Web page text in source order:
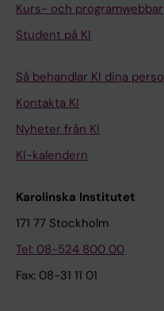
Kurs- och programwebbar
Student på KI
Så behandlar KI dina
Kontakta KI
Nyheter från KI
KI-kalendern
Karolinska Institutet
171 77 Stockholm
Tel: 08-524 800 00
Fax: 08-31 11 01